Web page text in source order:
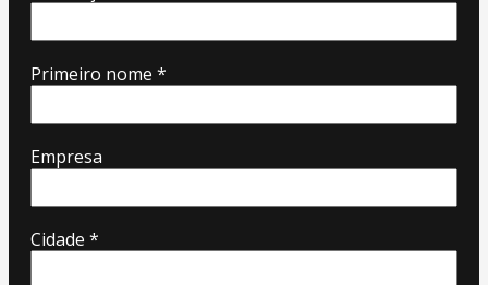
Primeiro nome *
Empresa
Cidade *